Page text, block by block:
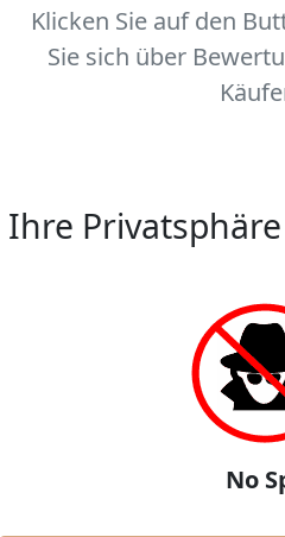
Klicken Sie auf den
Sie sich über
Ihre
No